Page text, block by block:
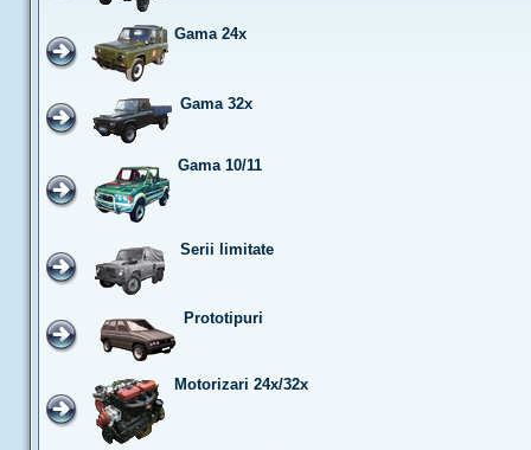
Gama 24x
Gama 32x
Gama 10/11
Serii limitate
Prototipuri
Motorizari 24x/32x